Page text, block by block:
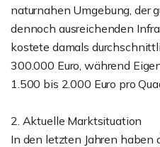
naturnahen Umgebung, der
dennoch ausreichenden
kostete damals
300.000 Euro, während
1.500 bis 2.000 Euro pro
2. Aktuelle Marktsituation
In den letzten Jahren haben